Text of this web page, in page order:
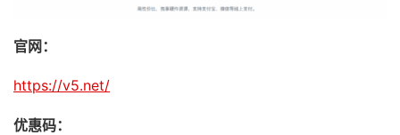
官网：
https://v5.net/
优惠码：